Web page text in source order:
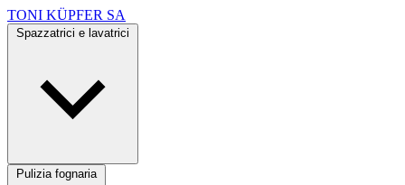
TONI KÜPFER SA
Pulizia fognaria